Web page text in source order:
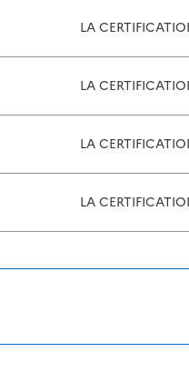
LA
LA
LA
LA